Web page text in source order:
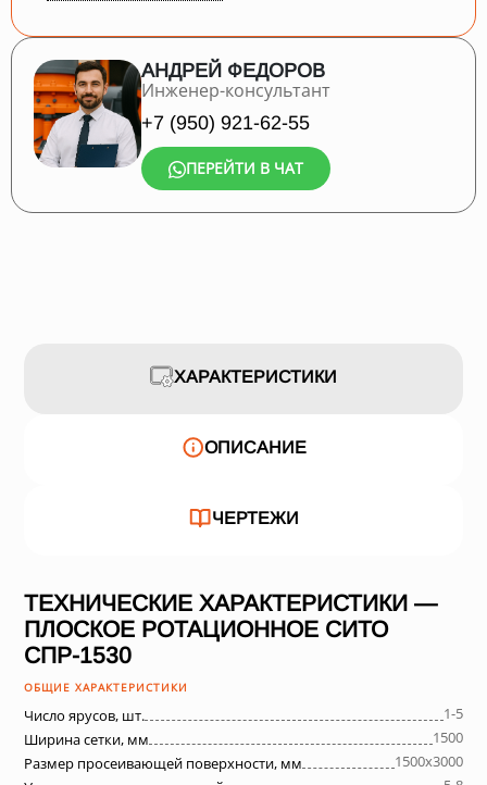
АНДРЕЙ ФЕДОРОВ
Инженер-консультант
+7 (950) 921-62-55
ПЕРЕЙТИ В ЧАТ
ХАРАКТЕРИСТИКИ
ОПИСАНИЕ
ЧЕРТЕЖИ
ТЕХНИЧЕСКИЕ ХАРАКТЕРИСТИКИ —
ПЛОСКОЕ РОТАЦИОННОЕ СИТО
СПР-1530
ОБЩИЕ ХАРАКТЕРИСТИКИ
Число ярусов, шт.
1-5
Ширина сетки, мм
1500
Размер просеивающей поверхности, мм
1500х3000